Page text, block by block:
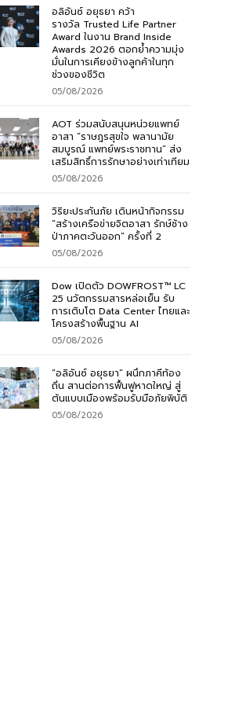
อลิอันซ์ อยุธยา คว้า
รางวัล Trusted Life Partner
Award ในงาน Brand Inside
Awards 2026 ตอกย้ำความมุ่ง
มั่นในการเคียงข้างลูกค้าในทุก
ช่วงของชีวิต
05/08/2026
AOT ร่วมสนับสนุนหน่วยแพทย์
อาสา “ราษฎรสุขใจ พลานามัย
สมบูรณ์ แพทย์พระราชทาน” ส่ง
เสริมสิทธิ์การรักษาอย่างเท่าเทียม
05/08/2026
วิริยะประกันภัย เดินหน้ากิจกรรม
“สร้างเครือข่ายจิตอาสา รักษ์ช้าง
ป่าภาคตะวันออก” ครั้งที่ 2
05/08/2026
Dow เปิดตัว DOWFROST™ LC
25 นวัตกรรมสารหล่อเย็น รับ
การเติบโต Data Center ไทยและ
โครงสร้างพื้นฐาน AI
05/08/2026
“อลิอันซ์ อยุธยา” ผนึกภาคีท้อง
ถิ่น สานต่อการฟื้นฟูหาดใหญ่ สู่
ต้นแบบเมืองพร้อมรับมือภัยพิบัติ
05/08/2026